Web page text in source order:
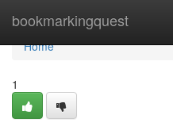
bookmarkingquest
Home
Home
1